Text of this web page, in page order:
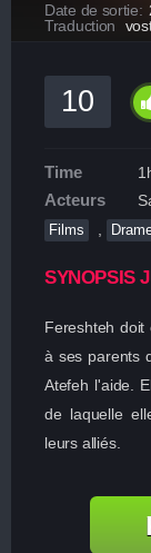
Date de sortie:
Traduction
10
Time
Acteurs
Films
SYNOPSIS
Fereshteh doit
à ses parents
Atefeh l'aide.
de laquelle
leurs alliés.